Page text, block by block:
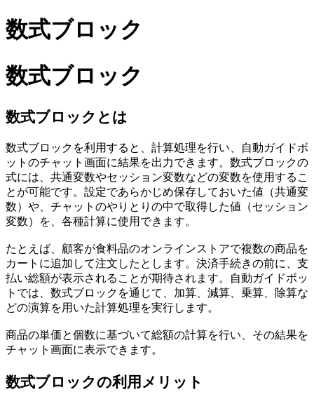
数式ブロック
数式ブロック
数式ブロックとは
数式ブロックを利用すると、計算処理を行い、自動ガイドボ
ットのチャット画面に結果を出力できます。 数式ブロックの
式には、共通変数やセッション変数などの変数を使用するこ
とが可能です。設定であらかじめ保存しておいた値（共通変
数）や、チャットのやりとりの中で取得した値（セッション
変数）を、各種計算に使用できます。
たとえば、顧客が食料品のオンラインストアで複数の商品を
カートに追加して注文したとします。決済手続きの前に、支
払い総額が表示されることが期待されます。自動ガイドボッ
トでは、数式ブロックを通じて、加算、減算、乗算、除算な
どの演算を用いた計算処理を実行します。
商品の単価と個数に基づいて総額の計算を行い、その結果を
チャット画面に表示できます。
数式ブロックの利用メリット